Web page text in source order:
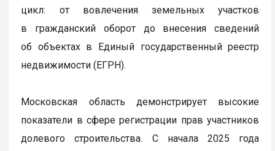
цикл: от вовлечения земельных участков
в гражданский оборот до внесения сведений
об объектах в Единый государственный реестр
недвижимости (ЕГРН).
Московская область демонстрирует высокие
показатели в сфере регистрации прав участников
долевого строительства. С начала 2025 года